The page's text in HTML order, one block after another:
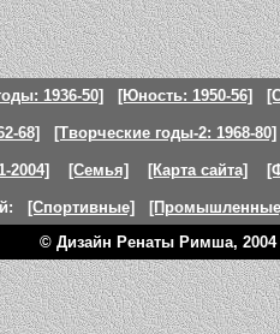
1936-50] [Юность: 1950-56]
68] [Творческие годы-2: 1968-80]
2004] [Семья] [Карта сайта]
[Спортивные]
© Дизайн Ренаты Римша, 2004